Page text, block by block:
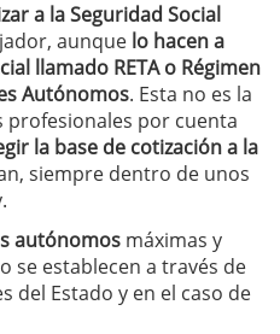
a la Seguridad Social
aunque lo hacen a
llamado RETA o Régimen
Autónomos. Esta no es la
profesionales por cuenta
la base de cotización a la
siempre dentro de unos
autónomos máximas y
se establecen a través de
del Estado y en el caso de